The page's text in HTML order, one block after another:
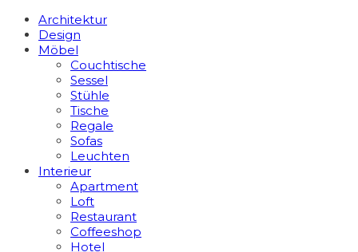
Architektur
Design
Möbel
Couchtische
Sessel
Stühle
Tische
Regale
Sofas
Leuchten
Interieur
Apart­ment
Loft
Restaurant
Coffeeshop
Hotel